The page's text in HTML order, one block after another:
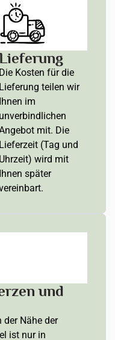
Die Kosten für die
Lieferung teilen wir
Ihnen im
unverbindlichen
mit. Die
Lieferzeit (Tag und
Uhrzeit) wird mit
Ihnen später
und
der Nähe der
ist nur in